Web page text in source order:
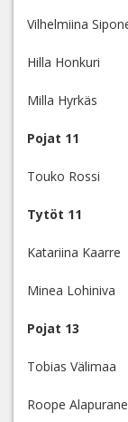
Vilhelmiina
Hilla
Milla
Pojat 11
Touko
Tytöt 11
Katariina
Minea
Pojat 13
Tobias
Roope